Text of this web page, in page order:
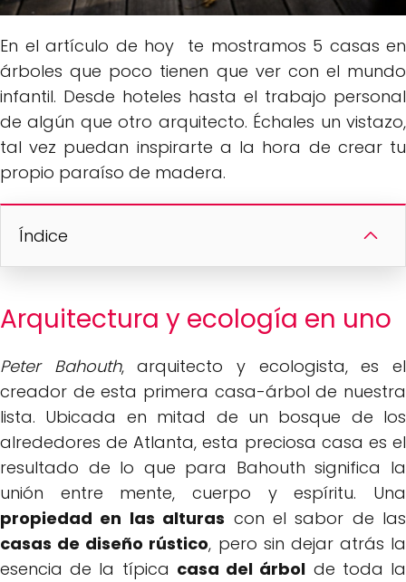
En el artículo de hoy te mostramos 5 casas en
árboles que poco tienen que ver con el mundo
infantil. Desde hoteles hasta el trabajo personal
de algún que otro arquitecto. Échales un vistazo,
tal vez puedan inspirarte a la hora de crear tu
propio paraíso de madera.
Índice
Arquitectura y ecología en uno
Peter Bahouth, arquitecto y ecologista, es el
creador de esta primera casa-árbol de nuestra
lista. Ubicada en mitad de un bosque de los
alrededores de Atlanta, esta preciosa casa es el
resultado de lo que para Bahouth significa la
unión entre mente, cuerpo y espíritu. Una
propiedad en las alturas con el sabor de las
casas de diseño rústico, pero sin dejar atrás la
esencia de la típica casa del árbol de toda la